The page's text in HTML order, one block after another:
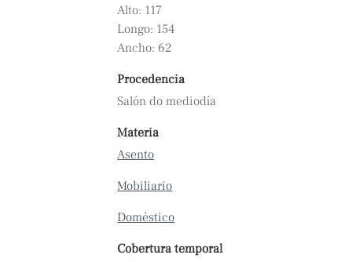
Alto: 117
Longo: 154
Ancho: 62
Procedencia
Salón do mediodía
Materia
Asento
Mobiliario
Doméstico
Cobertura temporal